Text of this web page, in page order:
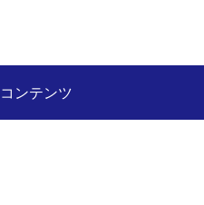
ンテンツ